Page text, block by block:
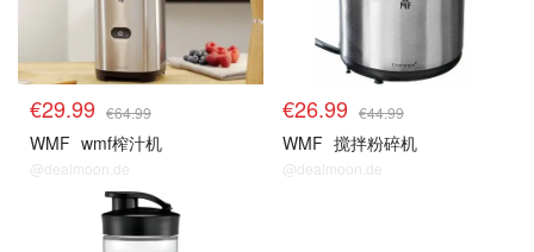
€29.99 €64.99
WMF wmf榨汁机
@dealmoon.de
€26.99 €44.99
WMF 搅拌粉碎机
@dealmoon.de